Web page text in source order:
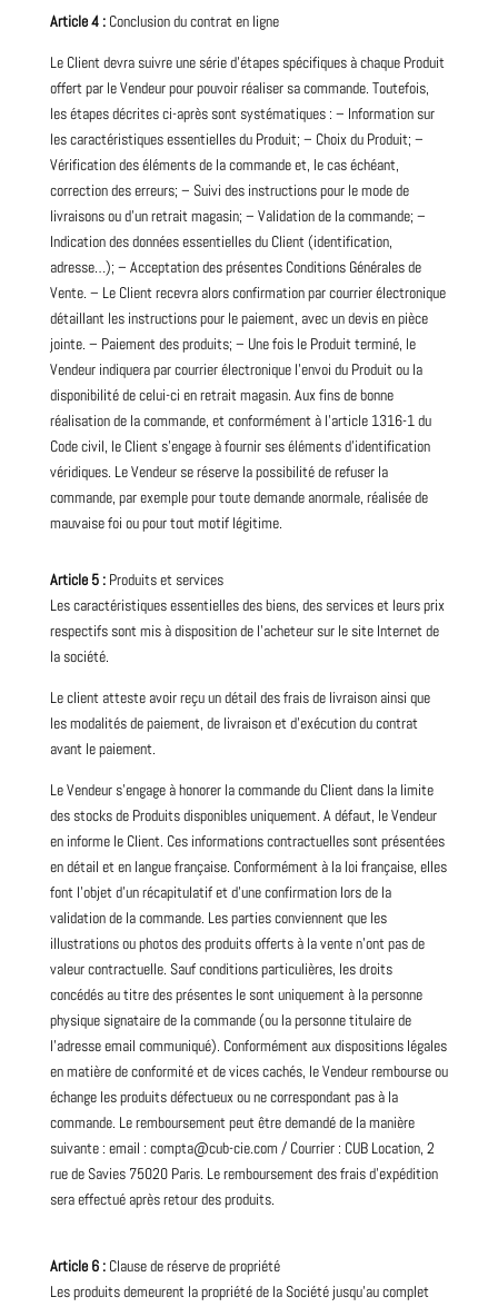
Article 4 :Conclusion du contrat en ligne
Le Client devra suivre une série d’étapes spécifiques à chaque Produit
offert par le Vendeur pour pouvoir réaliser sa commande. Toutefois,
les étapes décrites ci-après sont systématiques : – Information sur
les caractéristiques essentielles du Produit; – Choix du Produit; –
Vérification des éléments de la commande et, le cas échéant,
correction des erreurs; – Suivi des instructions pour le mode de
livraisons ou d’un retrait magasin; – Validation de la commande; –
Indication des données essentielles du Client (identification,
adresse…); – Acceptation des présentes Conditions Générales de
Vente. – Le Client recevra alors confirmation par courrier électronique
détaillant les instructions pour le paiement, avec un devis en pièce
jointe. – Paiement des produits; – Une fois le Produit terminé, le
Vendeur indiquera par courrier électronique l’envoi du Produit ou la
disponibilité de celui-ci en retrait magasin. Aux fins de bonne
réalisation de la commande, et conformément à l’article 1316-1 du
Code civil, le Client s’engage à fournir ses éléments d’identification
véridiques. Le Vendeur se réserve la possibilité de refuser la
commande, par exemple pour toute demande anormale, réalisée de
mauvaise foi ou pour tout motif légitime.
Article 5 :Produits et services
Les caractéristiques essentielles des biens, des services et leurs prix
respectifs sont mis à disposition de l’acheteur sur le site Internet de
la société.
Le client atteste avoir reçu un détail des frais de livraison ainsi que
les modalités de paiement, de livraison et d’exécution du contrat
avant le paiement.
Le Vendeur s’engage à honorer la commande du Client dans la limite
des stocks de Produits disponibles uniquement. A défaut, le Vendeur
en informe le Client. Ces informations contractuelles sont présentées
en détail et en langue française. Conformément à la loi française, elles
font l’objet d’un récapitulatif et d’une confirmation lors de la
validation de la commande. Les parties conviennent que les
illustrations ou photos des produits offerts à la vente n’ont pas de
valeur contractuelle. Sauf conditions particulières, les droits
concédés au titre des présentes le sont uniquement à la personne
physique signataire de la commande (ou la personne titulaire de
l’adresse email communiqué). Conformément aux dispositions légales
en matière de conformité et de vices cachés, le Vendeur rembourse ou
échange les produits défectueux ou ne correspondant pas à la
commande. Le remboursement peut être demandé de la manière
suivante : email : compta@cub-cie.com / Courrier : CUB Location, 2
rue de Savies 75020 Paris. Le remboursement des frais d’expédition
sera effectué après retour des produits.
Article 6 :Clause de réserve de propriété
Les produits demeurent la propriété de la Société jusqu’au complet